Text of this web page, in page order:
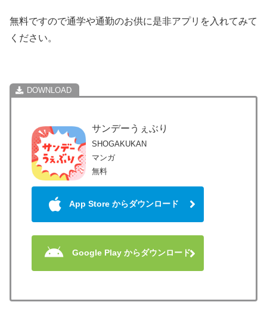
無料ですので通学や通勤のお供に是非アプリを入れてみて
ください。
サンデーうぇぶり
SHOGAKUKAN
マンガ
無料
App Store からダウンロード
Google Play からダウンロード